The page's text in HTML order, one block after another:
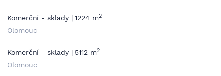
Komerční - sklady | 1224 m2
Olomouc
Komerční - sklady | 5112 m2
Olomouc